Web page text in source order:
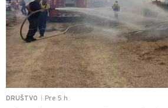
DRUŠTVO Pre 5 h